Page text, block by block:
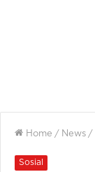
Home / News /
Sosial